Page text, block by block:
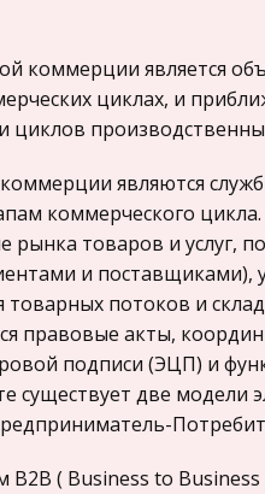
коммерции является
циклах, и
циклов
являются
коммерческого
рынка товаров и услуг,
и поставщиками),
потоков и
правовые акты,
подписи (ЭЦП) и
существует две модели
( Business to